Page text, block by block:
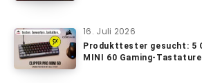
16. Juli 2026
Produkttester gesucht: 5
MINI 60 Gaming-